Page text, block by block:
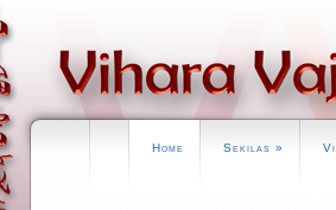
Home Sekilas »